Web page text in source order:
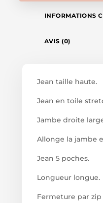
INFORMATIONS
AVIS (0)
Jean taille haute.
Jean en toile
Jambe droite
Allonge la jambe
Jean 5 poches.
Longueur longue.
Fermeture par